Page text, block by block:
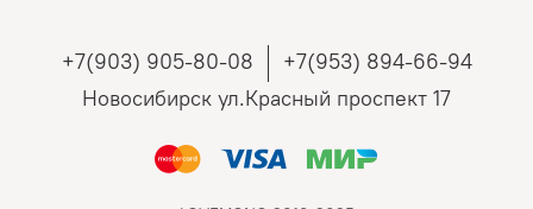
+7(903) 905-80-08
+7(953) 894-66-94
Новосибирск ул.Красный проспект 17